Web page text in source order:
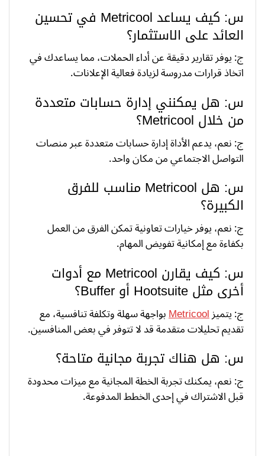
س: كيف يساعد Metricool في تحسين
العائد على الاستثمار؟
ج: يوفر تقارير دقيقة عن أداء الحملات، مما يساعدك في
اتخاذ قرارات مدروسة لزيادة فعالية الإعلانات.
س: هل يمكنني إدارة حسابات متعددة
من خلال Metricool؟
ج: نعم، يدعم الأداة إدارة حسابات متعددة عبر منصات
التواصل الاجتماعي من مكان واحد.
س: هل Metricool مناسب للفرق
الكبيرة؟
ج: نعم، يوفر خيارات تعاونية تمكن الفرق من العمل
بكفاءة مع إمكانية تفويض المهام.
س: كيف يقارن Metricool مع أدوات
أخرى مثل Hootsuite أو Buffer؟
ج: يتميزMetricoolبواجهة سهلة وتكلفة تنافسية، مع
تقديم تحليلات متقدمة قد لا تتوفر في بعض المنافسين.
س: هل هناك تجربة مجانية متاحة؟
ج: نعم، يمكنك تجربة الخطة المجانية مع ميزات محدودة
قبل الاشتراك في إحدى الخطط المدفوعة.